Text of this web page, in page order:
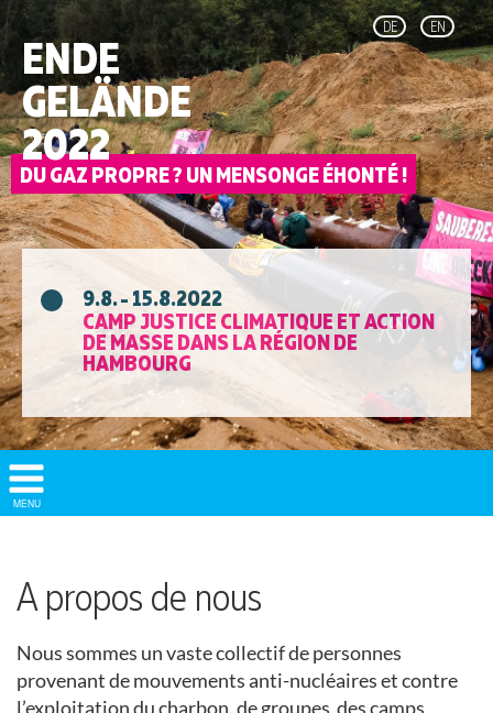
DE EN
ENDE
GELÄNDE
2022
9.8. - 15.8.2022
CAMP JUSTICE CLIMATIQUE ET ACTION
DE MASSE DANS LA RÉGION DE
HAMBOURG
Show/
Hide
MENU
A propos de nous
Nous sommes un vaste collectif de personnes
provenant de mouvements anti-nucléaires et contre
l’exploitation du charbon, de groupes des camps